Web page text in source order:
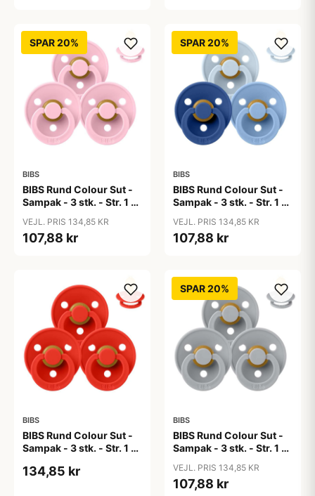
SPAR 20%
BIBS
BIBS Rund Colour Sut -
Sampak - 3 stk. - Str. 1 -
VEJL. PRIS 134,85 KR
107,88 kr
SPAR 20%
BIBS
BIBS Rund Colour Sut -
Sampak - 3 stk. - Str. 1 -
VEJL. PRIS 134,85 KR
107,88 kr
BIBS
BIBS Rund Colour Sut -
Sampak - 3 stk. - Str. 1 -
134,85 kr
SPAR 20%
BIBS
BIBS Rund Colour Sut -
Sampak - 3 stk. - Str. 1 -
VEJL. PRIS 134,85 KR
107,88 kr